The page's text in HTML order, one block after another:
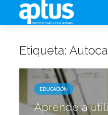
Etiqueta:
EDUCACIÓN
Aprendé a